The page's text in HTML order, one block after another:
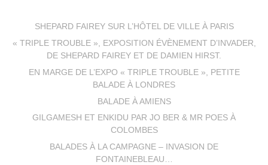
SHEPARD FAIREY SUR L’HÔTEL DE VILLE À PARIS
« TRIPLE TROUBLE », EXPOSITION ÉVÈNEMENT D’INVADER,
DE SHEPARD FAIREY ET DE DAMIEN HIRST.
EN MARGE DE L’EXPO « TRIPLE TROUBLE », PETITE
BALADE À LONDRES
BALADE À AMIENS
GILGAMESH ET ENKIDU PAR JO BER & MR POES À
COLOMBES
BALADES À LA CAMPAGNE – INVASION DE
FONTAINEBLEAU…